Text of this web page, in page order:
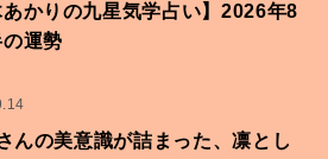
あかりの九星気学占い】2026年8
の運勢
んの美意識が詰まった、凛とし